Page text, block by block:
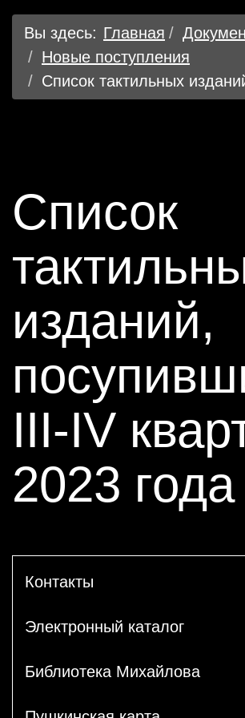
Вы здесь: Главная
Новые поступления
Список тактильных
Список
изданий,
III-IV
2023 года
Контакты
Электронный каталог
Библиотека Михайлова